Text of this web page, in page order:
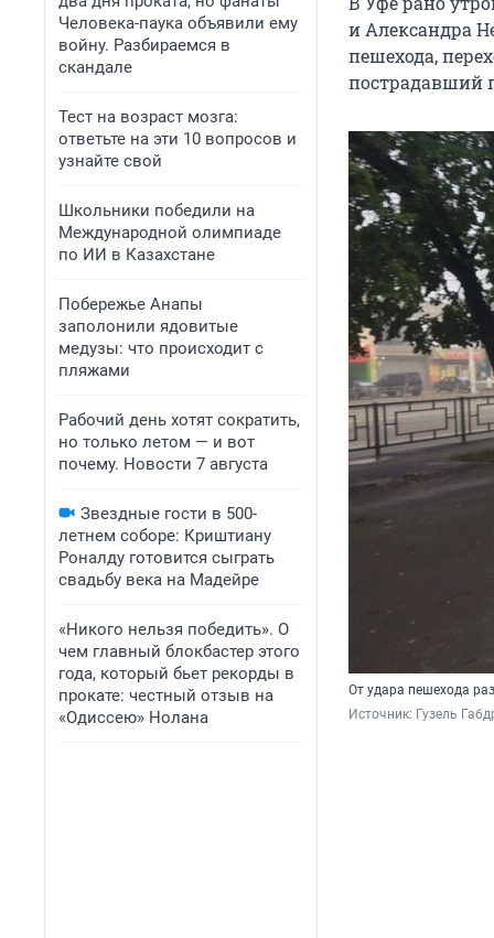
Человека-паука объявили ему
войну. Разбираемся в
скандале
Тест на возраст мозга:
ответьте на эти 10 вопросов и
узнайте свой
Школьники победили на
Международной олимпиаде
по ИИ в Казахстане
Побережье Анапы
заполонили ядовитые
медузы: что происходит с
пляжами
Рабочий день хотят сократить,
но только летом — и вот
почему. Новости 7 августа
Звездные гости в 500-
летнем соборе: Криштиану
Роналду готовится сыграть
свадьбу века на Мадейре
«Никого нельзя победить». О
чем главный блокбастер этого
года, который бьет рекорды в
прокате: честный отзыв на
«Одиссею» Нолана
и Александра
пешехода,
пострадавший
От удара пешехода
Источник: Гузель